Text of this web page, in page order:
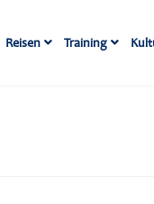
Reisen Training